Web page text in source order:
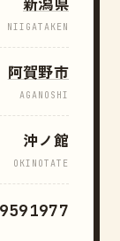
新潟県
NIIGATAKEN
阿賀野市
AGANOSHI
沖ノ館
OKINOTATE
9591977